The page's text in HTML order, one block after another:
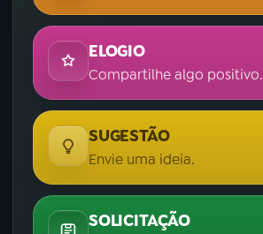
ELOGIO
Compartilhe algo positivo.
SUGESTÃO
Envie uma ideia.
SOLICITAÇÃO